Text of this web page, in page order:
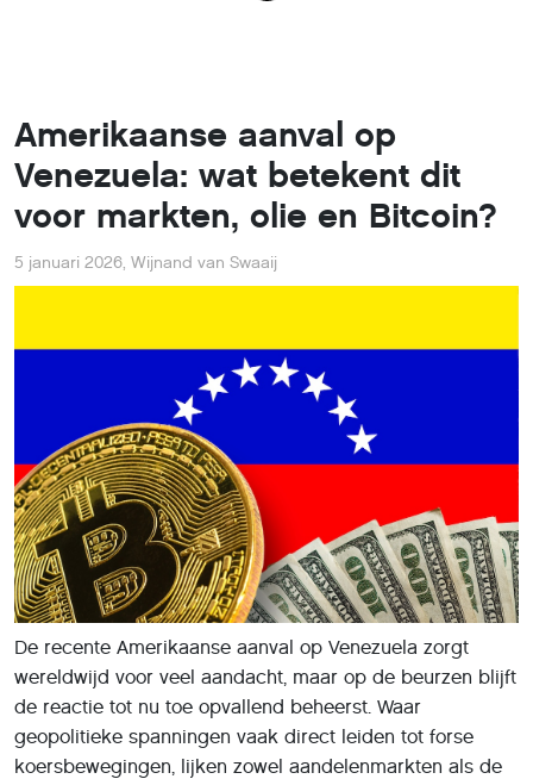
Amerikaanse aanval op
Venezuela: wat betekent dit
voor markten, olie en Bitcoin?
5 januari 2026, Wijnand van Swaaij
De recente Amerikaanse aanval op Venezuela zorgt
wereldwijd voor veel aandacht, maar op de beurzen blijft
de reactie tot nu toe opvallend beheerst. Waar
geopolitieke spanningen vaak direct leiden tot forse
koersbewegingen, lijken zowel aandelenmarkten als de